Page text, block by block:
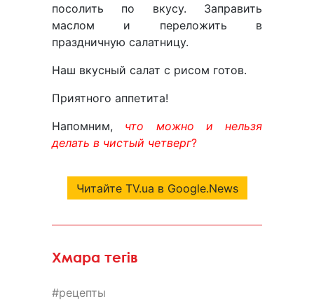
посолить по вкусу. Заправить
маслом и переложить в
праздничную салатницу.
Наш вкусный салат с рисом готов.
Приятного аппетита!
Напомним, что можно и нельзя
делать в чистый четверг?
Читайте TV.ua в Google.News
Хмара тегів
рецепты